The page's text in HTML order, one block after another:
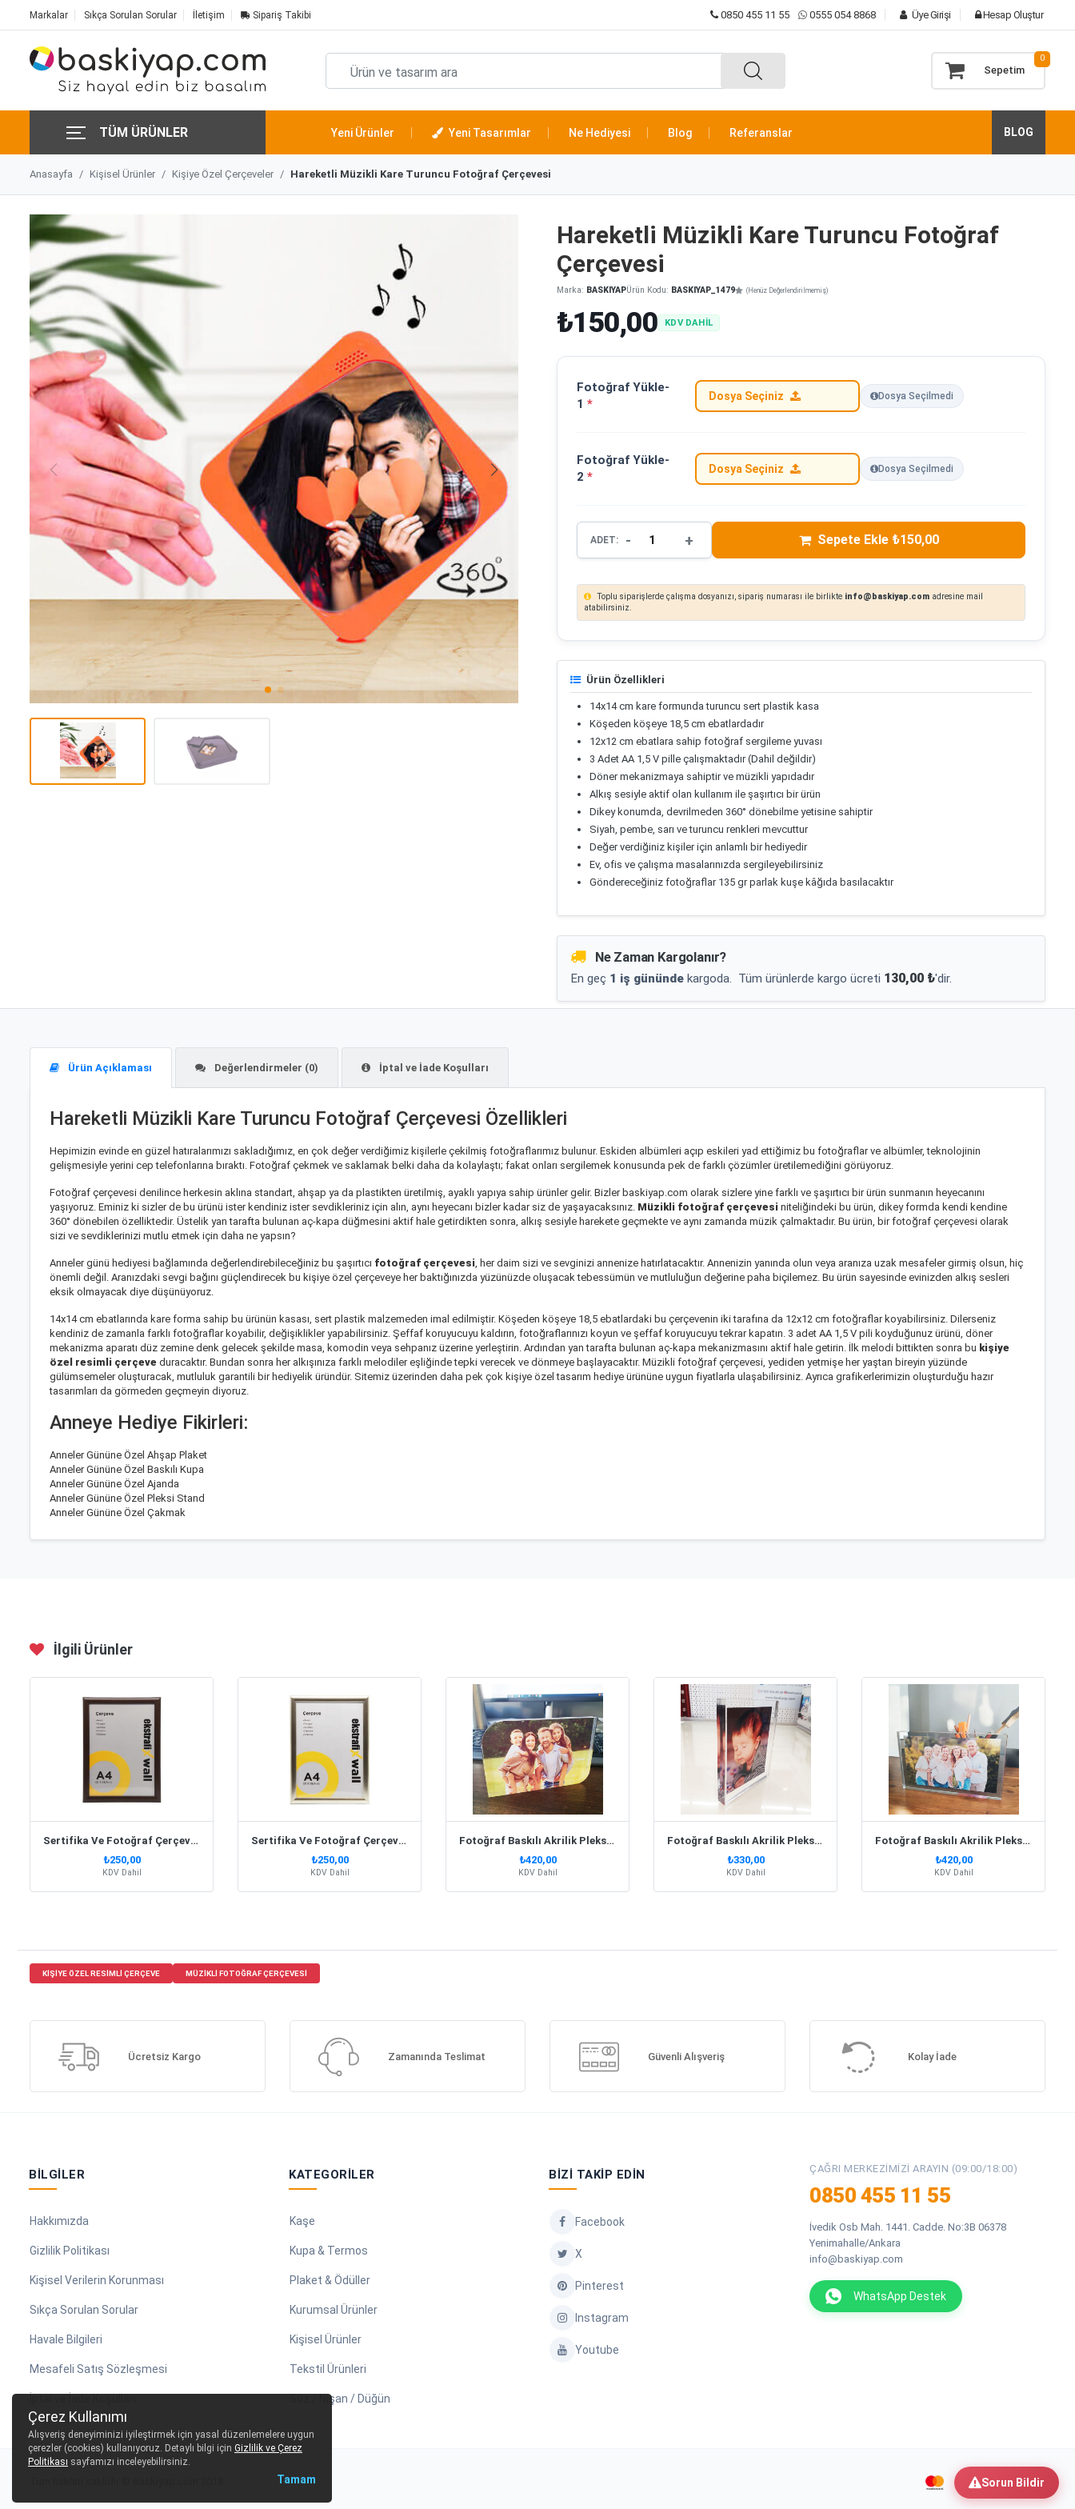
Markalar Sıkça Sorulan Sorular İletişim Sipariş Takibi 0850 455 11 55 0555 054 8868 Üye Girişi Hesap Oluştur
Sepetim
0
TÜM ÜRÜNLER Yeni Ürünler Yeni Tasarımlar Ne Hediyesi Blog Referanslar BLOG
Anasayfa Kişisel Ürünler Kişiye Özel Çerçeveler Hareketli Müzikli Kare Turuncu Fotoğraf Çerçevesi
Hareketli Müzikli Kare Turuncu Fotoğraf
Çerçevesi
Marka: BASKIYAPÜrün Kodu: BASKIYAP_1479 (Henüz Değerlendirilmemiş)
₺150,00 KDV DAHİL
Fotoğraf Yükle-
1 *
Dosya Seçiniz Dosya Seçilmedi
Fotoğraf Yükle-
2 *
Dosya Seçiniz Dosya Seçilmedi
ADET: - + Sepete Ekle ₺150,00
Toplu siparişlerde çalışma dosyanızı, sipariş numarası ile birlikte info@baskiyap.com adresine mail
atabilirsiniz.
Ürün Özellikleri
14x14 cm kare formunda turuncu sert plastik kasa
Köşeden köşeye 18,5 cm ebatlardadır
12x12 cm ebatlara sahip fotoğraf sergileme yuvası
3 Adet AA 1,5 V pille çalışmaktadır (Dahil değildir)
Döner mekanizmaya sahiptir ve müzikli yapıdadır
Alkış sesiyle aktif olan kullanım ile şaşırtıcı bir ürün
Dikey konumda, devrilmeden 360° dönebilme yetisine sahiptir
Siyah, pembe, sarı ve turuncu renkleri mevcuttur
Değer verdiğiniz kişiler için anlamlı bir hediyedir
Ev, ofis ve çalışma masalarınızda sergileyebilirsiniz
Göndereceğiniz fotoğraflar 135 gr parlak kuşe kâğıda basılacaktır
Ne Zaman Kargolanır?
En geç 1 iş gününde kargoda. Tüm ürünlerde kargo ücreti 130,00 ₺'dir.
Ürün Açıklaması Değerlendirmeler (0) İptal ve İade Koşulları
Hareketli Müzikli Kare Turuncu Fotoğraf Çerçevesi Özellikleri
Hepimizin evinde en güzel hatıralarımızı sakladığımız, en çok değer verdiğimiz kişilerle çekilmiş fotoğraflarımız bulunur. Eskiden albümleri açıp eskileri yad ettiğimiz bu fotoğraflar ve albümler, teknolojinin
gelişmesiyle yerini cep telefonlarına bıraktı. Fotoğraf çekmek ve saklamak belki daha da kolaylaştı; fakat onları sergilemek konusunda pek de farklı çözümler üretilemediğini görüyoruz.
Fotoğraf çerçevesi denilince herkesin aklına standart, ahşap ya da plastikten üretilmiş, ayaklı yapıya sahip ürünler gelir. Bizler baskiyap.com olarak sizlere yine farklı ve şaşırtıcı bir ürün sunmanın heyecanını
yaşıyoruz. Eminiz ki sizler de bu ürünü ister kendiniz ister sevdikleriniz için alın, aynı heyecanı bizler kadar siz de yaşayacaksınız. Müzikli fotoğraf çerçevesi niteliğindeki bu ürün, dikey formda kendi kendine
360° dönebilen özelliktedir. Üstelik yan tarafta bulunan aç-kapa düğmesini aktif hale getirdikten sonra, alkış sesiyle harekete geçmekte ve aynı zamanda müzik çalmaktadır. Bu ürün, bir fotoğraf çerçevesi olarak
sizi ve sevdiklerinizi mutlu etmek için daha ne yapsın?
Anneler günü hediyesi bağlamında değerlendirebileceğiniz bu şaşırtıcı fotoğraf çerçevesi, her daim sizi ve sevginizi annenize hatırlatacaktır. Annenizin yanında olun veya aranıza uzak mesafeler girmiş olsun, hiç
önemli değil. Aranızdaki sevgi bağını güçlendirecek bu kişiye özel çerçeveye her baktığınızda yüzünüzde oluşacak tebessümün ve mutluluğun değerine paha biçilemez. Bu ürün sayesinde evinizden alkış sesleri
eksik olmayacak diye düşünüyoruz.
14x14 cm ebatlarında kare forma sahip bu ürünün kasası, sert plastik malzemeden imal edilmiştir. Köşeden köşeye 18,5 ebatlardaki bu çerçevenin iki tarafına da 12x12 cm fotoğraflar koyabilirsiniz. Dilerseniz
kendiniz de zamanla farklı fotoğraflar koyabilir, değişiklikler yapabilirsiniz. Şeffaf koruyucuyu kaldırın, fotoğraflarınızı koyun ve şeffaf koruyucuyu tekrar kapatın. 3 adet AA 1,5 V pili koyduğunuz ürünü, döner
mekanizma aparatı düz zemine denk gelecek şekilde masa, komodin veya sehpanız üzerine yerleştirin. Ardından yan tarafta bulunan aç-kapa mekanizmasını aktif hale getirin. İlk melodi bittikten sonra bu kişiye
özel resimli çerçeve duracaktır. Bundan sonra her alkışınıza farklı melodiler eşliğinde tepki verecek ve dönmeye başlayacaktır. Müzikli fotoğraf çerçevesi, yediden yetmişe her yaştan bireyin yüzünde
gülümsemeler oluşturacak, mutluluk garantili bir hediyelik üründür. Sitemiz üzerinden daha pek çok kişiye özel tasarım hediye ürününe uygun fiyatlarla ulaşabilirsiniz. Ayrıca grafikerlerimizin oluşturduğu hazır
tasarımları da görmeden geçmeyin diyoruz.
Anneye Hediye Fikirleri:
Anneler Gününe Özel Ahşap Plaket
Anneler Gününe Özel Baskılı Kupa
Anneler Gününe Özel Ajanda
Anneler Gününe Özel Pleksi Stand
Anneler Gününe Özel Çakmak
İlgili Ürünler
Sertifika Ve Fotoğraf Çerçevesi A4 Ceviz
₺250,00
KDV Dahil
Sertifika Ve Fotoğraf Çerçevesi A4 Gümüş
₺250,00
KDV Dahil
Fotoğraf Baskılı Akrilik Pleksi Oval Çerçeve 15X10Cm
₺420,00
KDV Dahil
Fotoğraf Baskılı Akrilik Pleksi Kare Çerçeve 11,5X14Cm
₺330,00
KDV Dahil
Fotoğraf Baskılı Akrilik Pleksi Çerçeve 23X14Cm
₺420,00
KDV Dahil
KIŞIYE ÖZEL RESIMLI ÇERÇEVE MÜZIKLI FOTOĞRAF ÇERÇEVESI
Ücretsiz Kargo Zamanında Teslimat Güvenli Alışveriş Kolay İade
BILGILER
Hakkımızda
Gizlilik Politikası
Kişisel Verilerin Korunması
Sıkça Sorulan Sorular
Havale Bilgileri
Mesafeli Satış Sözleşmesi
KATEGORILER
Kaşe
Kupa & Termos
Plaket & Ödüller
Kurumsal Ürünler
Kişisel Ürünler
Tekstil Ürünleri
Söz / Nişan / Düğün
BIZI TAKIP EDIN
Facebook
X
Pinterest
Instagram
Youtube
ÇAĞRI MERKEZIMIZI ARAYIN (09:00/18:00)
0850 455 11 55
İvedik Osb Mah. 1441. Cadde. No:3B 06378
Yenimahalle/Ankara
info@baskiyap.com
WhatsApp Destek
Sorun Bildir
Çerez Kullanımı
Alışveriş deneyiminizi iyileştirmek için yasal düzenlemelere uygun
çerezler (cookies) kullanıyoruz. Detaylı bilgi için Gizlilik ve Çerez
Politikası sayfamızı inceleyebilirsiniz.
Tamam